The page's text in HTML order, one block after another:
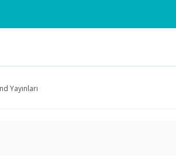
Yayınları